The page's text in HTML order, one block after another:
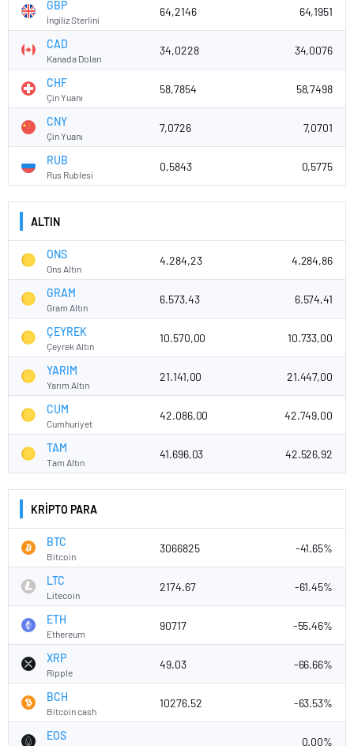
GBP
İngiliz Sterlini
64,2146 64,1951
CAD
Kanada Doları
34,0228 34,0076
CHF
Çin Yuanı
58,7854 58,7498
CNY
Çin Yuanı
7,0726 7,0701
RUB
Rus Rublesi
0,5843 0,5775
ALTIN
ONS
Ons Altın
4.284,23 4.284,86
GRAM
Gram Altın
6.573,43 6.574,41
ÇEYREK
Çeyrek Altın
10.570,00 10.733,00
YARIM
Yarım Altın
21.141,00 21.447,00
CUM
Cumhuriyet
42.086,00 42.749,00
TAM
Tam Altın
41.696,03 42.526,92
KRİPTO PARA
BTC
Bitcoin
3066825 -41.65%
LTC
Litecoin
2174.67 -61.45%
ETH
Ethereum
90717 -55.46%
XRP
Ripple
49.03 -66.66%
BCH
Bitcoin cash
10276.52 -63.53%
EOS 0.00%